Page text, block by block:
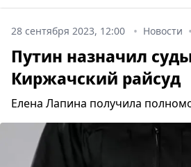
28 сентября 2023, 12:00 Новости
Путин назначил
Киржачский райсуд
Елена Лапина получила